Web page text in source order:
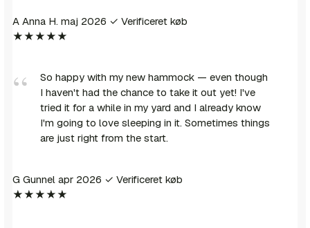
A Anna H. maj 2026 ✓ Verificeret køb
★★★★★
So happy with my new hammock — even though
I haven't had the chance to take it out yet! I've
tried it for a while in my yard and I already know
I'm going to love sleeping in it. Sometimes things
are just right from the start.
G Gunnel apr 2026 ✓ Verificeret køb
★★★★★